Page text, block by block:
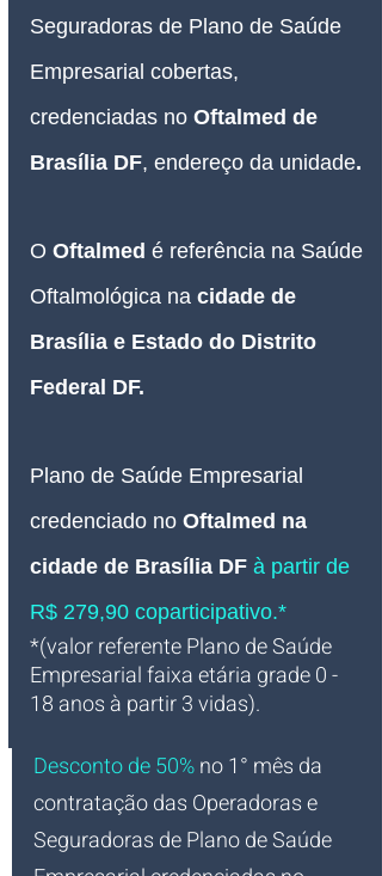
Seguradoras de Plano de Saúde
Empresarial cobertas,
credenciadas no Oftalmed de
Brasília DF, endereço da unidade.
O Oftalmed é referência na Saúde
Oftalmológica na cidade de
Brasília e Estado do Distrito
Federal DF.
Plano de Saúde Empresarial
credenciado no Oftalmed na
cidade de Brasília DF à partir de
R$ 279,90 coparticipativo.*
*(valor referente Plano de Saúde
Empresarial faixa etária grade 0 -
18 anos à partir 3 vidas).
Desconto de 50%no 1° mês da
contratação das Operadoras e
Seguradoras de Plano de Saúde